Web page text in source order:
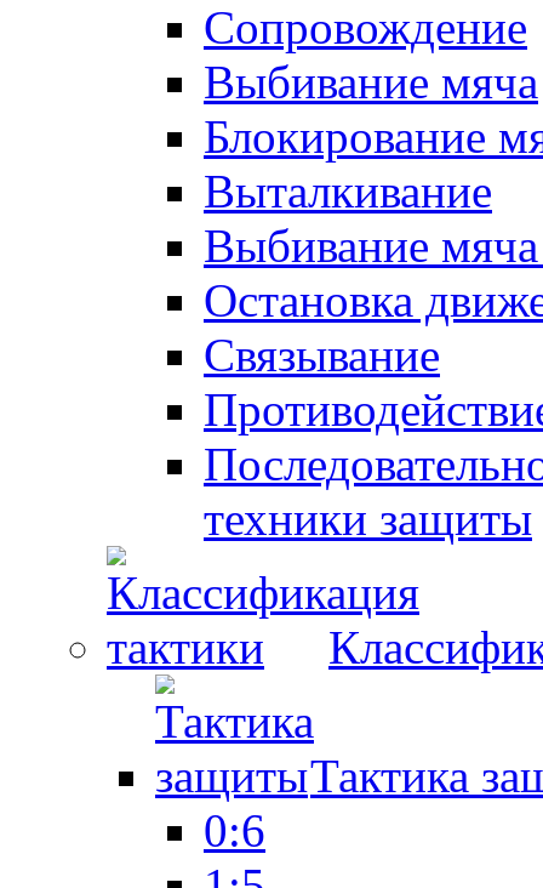
Сопровождение
Выбивание мяча
Блокирование
Выталкивание
Выбивание
Остановка
Связывание
техники защиты
Тактика
0:6